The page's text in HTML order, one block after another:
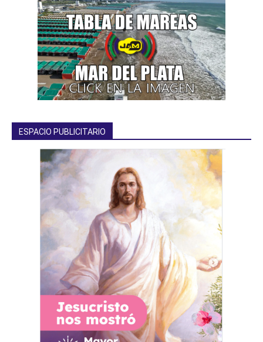
ESPACIO PUBLICITARIO